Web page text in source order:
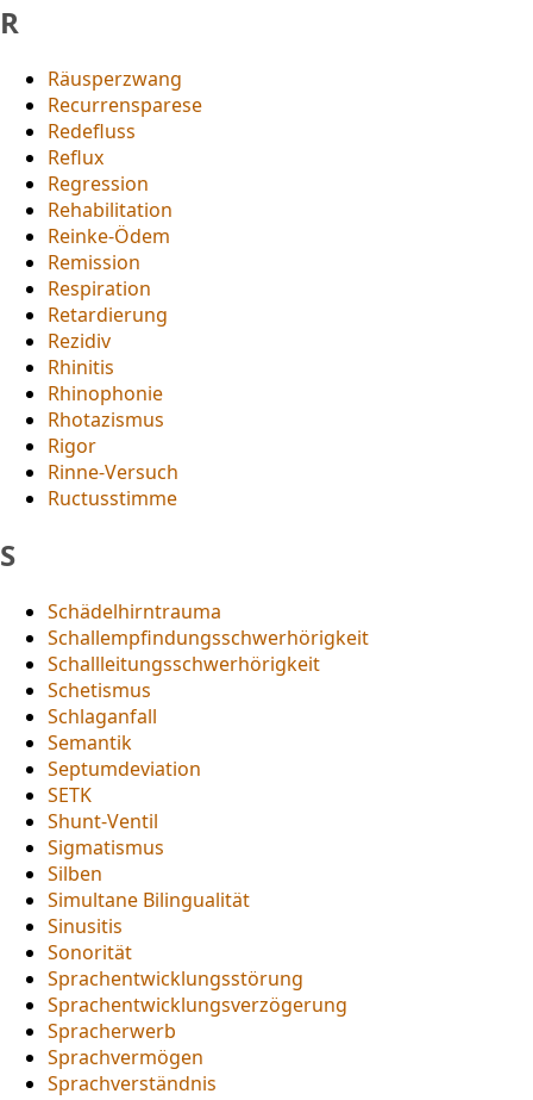
R
Räusperzwang
Recurrensparese
Redefluss
Reflux
Regression
Rehabilitation
Reinke-Ödem
Remission
Respiration
Retardierung
Rezidiv
Rhinitis
Rhinophonie
Rhotazismus
Rigor
Rinne-Versuch
Ructusstimme
S
Schädelhirntrauma
Schallempfindungsschwerhörigkeit
Schallleitungsschwerhörigkeit
Schetismus
Schlaganfall
Semantik
Septumdeviation
SETK
Shunt-Ventil
Sigmatismus
Silben
Simultane Bilingualität
Sinusitis
Sonorität
Sprachentwicklungsstörung
Sprachentwicklungsverzögerung
Spracherwerb
Sprachvermögen
Sprachverständnis